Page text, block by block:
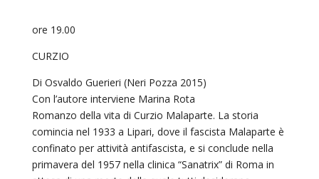
ore 19.00
CURZIO
Di Osvaldo Guerieri (Neri Pozza 2015)
Con l’autore interviene Marina Rota
Romanzo della vita di Curzio Malaparte. La storia
comincia nel 1933 a Lipari, dove il fascista Malaparte è
confinato per attività antifascista, e si conclude nella
primavera del 1957 nella clinica “Sanatrix” di Roma in